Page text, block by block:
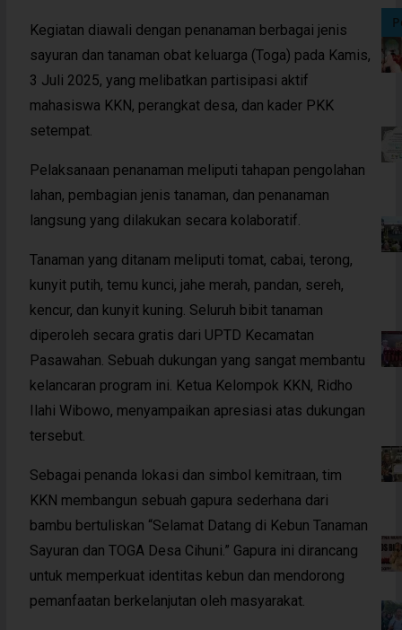
Kegiatan diawali dengan penanaman berbagai jenis
sayuran dan tanaman obat keluarga (Toga) pada Kamis,
3 Juli 2025, yang melibatkan partisipasi aktif
mahasiswa KKN, perangkat desa, dan kader PKK
setempat.
Pelaksanaan penanaman meliputi tahapan pengolahan
lahan, pembagian jenis tanaman, dan penanaman
langsung yang dilakukan secara kolaboratif.
Tanaman yang ditanam meliputi tomat, cabai, terong,
kunyit putih, temu kunci, jahe merah, pandan, sereh,
kencur, dan kunyit kuning. Seluruh bibit tanaman
diperoleh secara gratis dari UPTD Kecamatan
Pasawahan. Sebuah dukungan yang sangat membantu
kelancaran program ini. Ketua Kelompok KKN, Ridho
Ilahi Wibowo, menyampaikan apresiasi atas dukungan
tersebut.
Sebagai penanda lokasi dan simbol kemitraan, tim
KKN membangun sebuah gapura sederhana dari
bambu bertuliskan “Selamat Datang di Kebun Tanaman
Sayuran dan TOGA Desa Cihuni.” Gapura ini dirancang
untuk memperkuat identitas kebun dan mendorong
pemanfaatan berkelanjutan oleh masyarakat.